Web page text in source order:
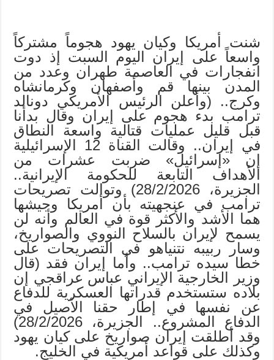
شنت أمريكا وكيان يهود هجوماً مشتركاً
واسعاً على إيران اليوم السبت إذ دوت
انفجارات في العاصمة طهران وعدد من
المدن بينها قم وأصفهان وكرمانشاه
وكرج.. (وأعلن الرئيس الأمريكي دونالد
ترامب بدء هجوم على إيران وقال بدأنا
قبل قليل عمليات قتالية واسعة النطاق
في إيران.. وقالت القناة 12 الإسرائيلية
إن «إسرائيل» ضربت عشرات من
الأهداف التابعة للحكومة الإيرانية..
الجزيرة، 28/2/2026) وتوالت تصريحات
ترامب في عنجهيته بأن أمريكا وجيشها
هما الأشد والأكثر قوة في العالم وأنه لن
يسمح لإيران بالسلاح النووي والصواريخ،
وسار ربيبه نتنياهو في التصريحات على
خطا سيده ترامب.. وأما إيران فقد (قال
وزير الخارجية الإيراني عباس عراقجي إن
بلاده ستستخدم قدراتها العسكرية للدفاع
عن نفسها في إطار حقنا الأصيل في
الدفاع المشروع.. الجزيرة، 28/2/2026)
وقد أطلقت إيران صواريخ على كيان يهود
وكذلك على قواعد أمريكية في الخليج.